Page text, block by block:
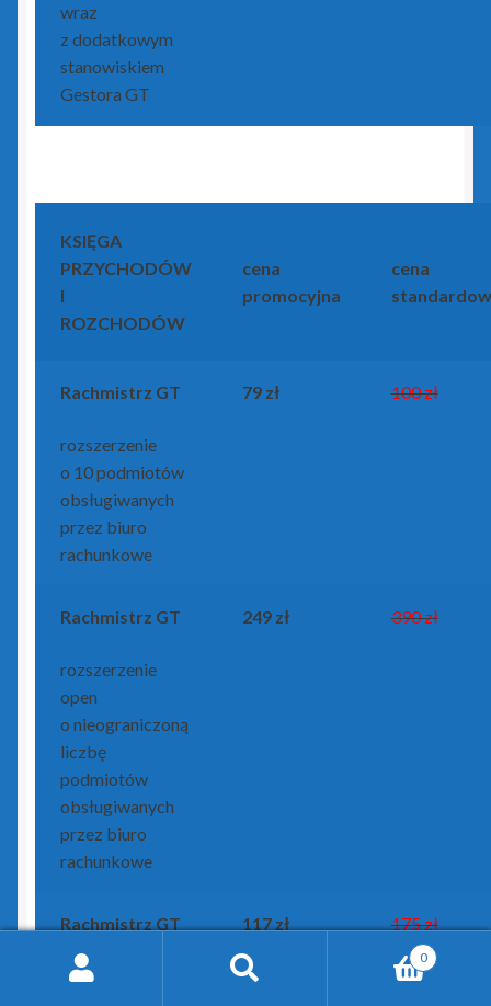
wraz
z dodatkowym
stanowiskiem
Gestora GT
KSIĘGA
PRZYCHODÓW
I
ROZCHODÓW
cena
promocyjna
cena
Rachmistrz GT
rozszerzenie
o 10 podmiotów
obsługiwanych
przez biuro
rachunkowe
79 zł 100 zł
Rachmistrz GT
rozszerzenie
open
o nieograniczoną
liczbę
podmiotów
obsługiwanych
przez biuro
rachunkowe
249 zł 390 zł
Rachmistrz GT
licencja
117 zł 175 zł
0